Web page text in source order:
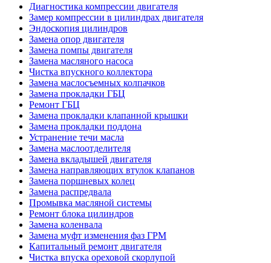
Диагностика компрессии двигателя
Замер компрессии в цилиндрах двигателя
Эндоскопия цилиндров
Замена опор двигателя
Замена помпы двигателя
Замена масляного насоса
Чистка впускного коллектора
Замена маслосъемных колпачков
Замена прокладки ГБЦ
Ремонт ГБЦ
Замена прокладки клапанной крышки
Замена прокладки поддона
Устранение течи масла
Замена маслоотделителя
Замена вкладышей двигателя
Замена направляющих втулок клапанов
Замена поршневых колец
Замена распредвала
Промывка масляной системы
Ремонт блока цилиндров
Замена коленвала
Замена муфт изменения фаз ГРМ
Капитальный ремонт двигателя
Чистка впуска ореховой скорлупой